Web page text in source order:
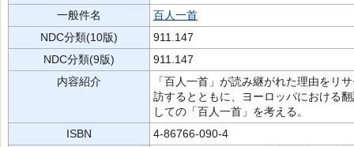
一般件名
百人一首
NDC分類(10版)
911.147
NDC分類(9版)
911.147
内容紹介
「百人一首」が読み継がれた理由をリ
訪するとともに、ヨーロッパにおける
しての「百人一首」を考える。
ISBN
4-86766-090-4